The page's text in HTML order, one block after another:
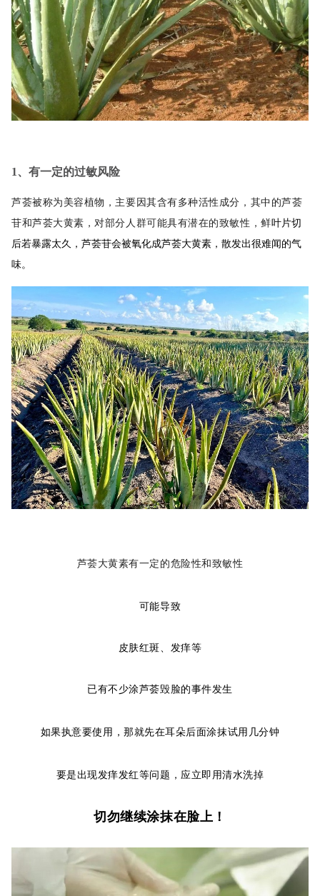
1、有一定的过敏风险
芦荟被称为美容植物，主要因其含有多种活性成分，其中的芦荟
苷和芦荟大黄素，对部分人群可能具有潜在的致敏性，鲜叶片切
后若暴露太久，芦荟苷会被氧化成芦荟大黄素，散发出很难闻的气
味。
芦荟大黄素有一定的危险性和致敏性
可能导致
皮肤红斑、发痒等
已有不少涂芦荟毁脸的事件发生
如果执意要使用，那就先在耳朵后面涂抹试用几分钟
要是出现发痒发红等问题，应立即用清水洗掉
切勿继续涂抹在脸上！